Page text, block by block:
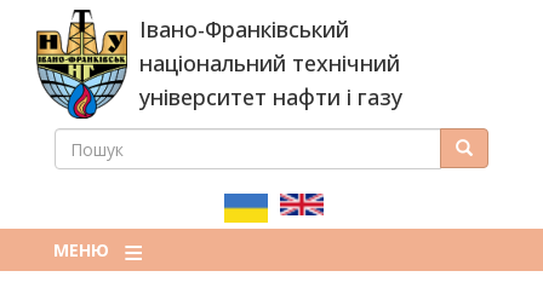
основного
вмісту
Івано-Франківський
національний технічний
університет нафти і газу
ПОШУКОВА
ПОШУК Пошук
МЕНЮ